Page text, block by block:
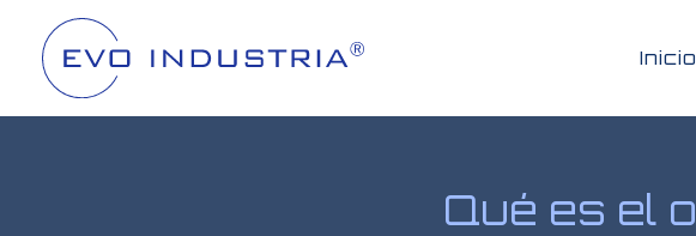
Inicio
Qué es el